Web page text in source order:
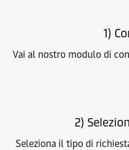
1)
Vai al nostro modulo di
2)
Seleziona il tipo di